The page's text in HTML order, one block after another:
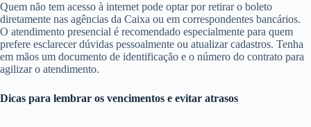
Quem não tem acesso à internet pode optar por retirar o boleto
diretamente nas agências da Caixa ou em correspondentes bancários.
O atendimento presencial é recomendado especialmente para quem
prefere esclarecer dúvidas pessoalmente ou atualizar cadastros. Tenha
em mãos um documento de identificação e o número do contrato para
agilizar o atendimento.
Dicas para lembrar os vencimentos e evitar atrasos